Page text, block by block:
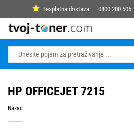
Besplatna dostava 0800 200 505
HP OFFICEJET 7215
Nazad